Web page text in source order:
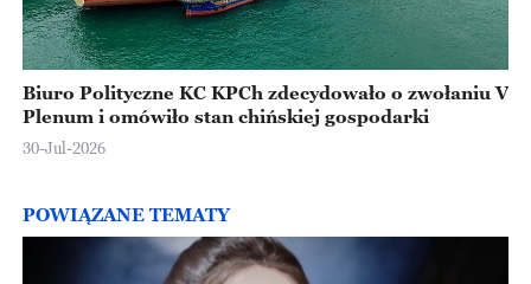
Biuro Polityczne KC KPCh zdecydowało o zwołaniu V
Plenum i omówiło stan chińskiej gospodarki
30-Jul-2026
POWIĄZANE TEMATY